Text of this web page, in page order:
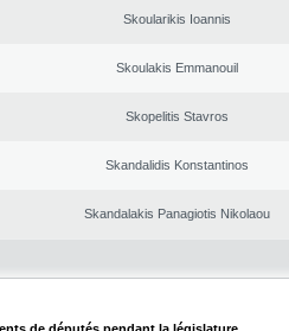
Skoularikis Ioannis
Skoulakis Emmanouil
Skopelitis Stavros
Skandalidis Konstantinos
Skandalakis Panagiotis Nikolaou